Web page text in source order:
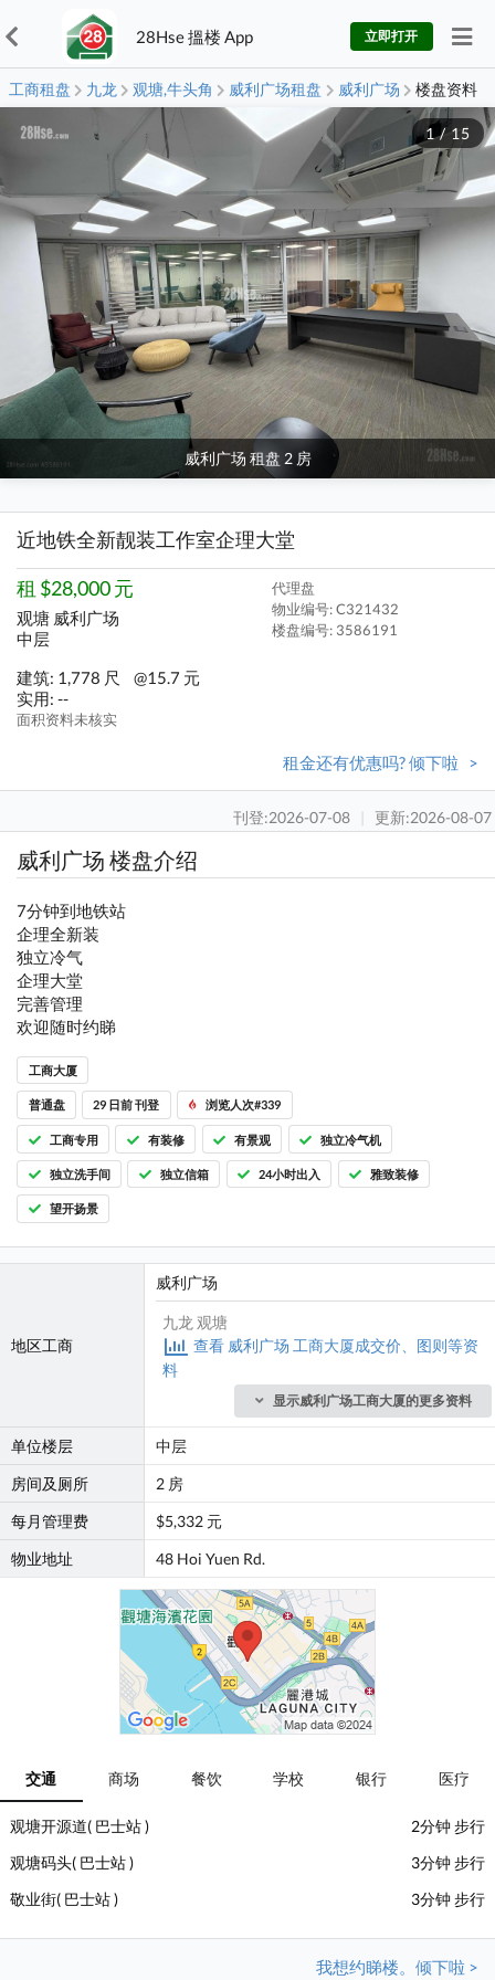
28Hse 搵楼 App 立即打开
工商租盘 九龙 观塘,牛头角 威利广场租盘 威利广场 楼盘资料
威利广场 租盘 2 房
1/ 15
近地铁全新靓装工作室企理大堂
租 $28,000 元
观塘 威利广场
中层
代理盘
物业编号: C321432
楼盘编号: 3586191
建筑: 1,778 尺
@15.7 元
实用: --
面积资料未核实
租金还有优惠吗? 倾下啦 >
刊登:2026-07-08 | 更新:2026-08-07
威利广场 楼盘介绍
7分钟到地铁站
企理全新装
独立冷气
企理大堂
完善管理
欢迎随时约睇
工商大厦
普通盘 29 日前 刊登 浏览人次#339
工商专用 有装修 有景观 独立冷气机
独立洗手间 独立信箱 24小时出入 雅致装修
望开扬景
地区工商
威利广场
九龙 观塘
查看 威利广场 工商大厦成交价、图则等资
料
显示威利广场工商大厦的更多资料
单位楼层
中层
房间及厕所
2 房
每月管理费
$5,332 元
物业地址
48 Hoi Yuen Rd.
交通 商场 餐饮 学校 银行 医疗
观塘开源道( 巴士站 )
2分钟 步行
观塘码头( 巴士站 )
3分钟 步行
敬业街( 巴士站 )
3分钟 步行
我想约睇楼。倾下啦 >